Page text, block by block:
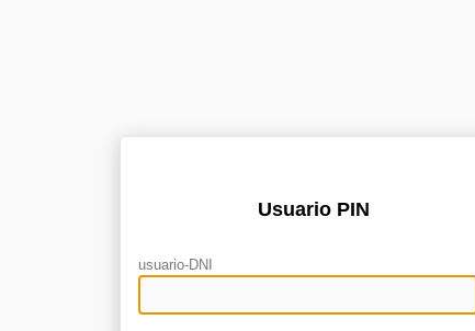
Usuario PIN
usuario-DNI